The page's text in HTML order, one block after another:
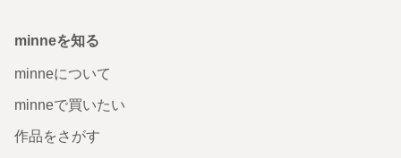
minneを知る
minneについて
minneで買いたい
作品をさがす